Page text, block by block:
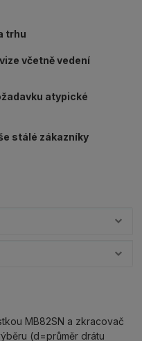
trhu
včetně vedení
atypické
stálé zákazníky
MB82SN a zkracovač
(d=průměr drátu